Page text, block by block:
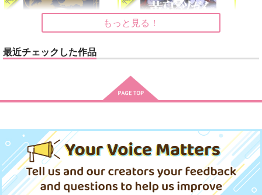
夜明けの唄 7
体感予報 2 青と碧 2
もっと見る！
最近チェックした作品